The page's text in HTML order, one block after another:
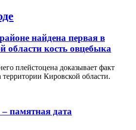
найдена первая в
области кость овцебыка
плейстоцена доказывает факт
Кировской области.
памятная дата